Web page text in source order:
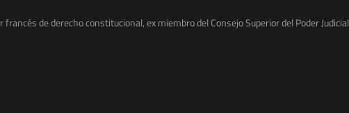
de derecho constitucional, ex miembro del Consejo Superior del Poder Judicial